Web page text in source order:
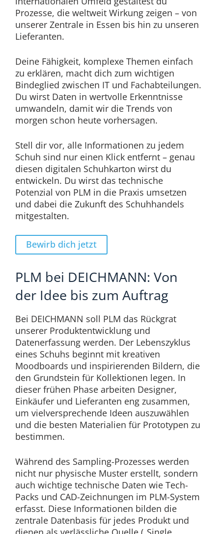
Prozesse, die weltweit Wirkung zeigen – von
unserer Zentrale in Essen bis hin zu unseren
Lieferanten.
Deine Fähigkeit, komplexe Themen einfach
zu erklären, macht dich zum wichtigen
Bindeglied zwischen IT und Fachabteilungen.
Du wirst Daten in wertvolle Erkenntnisse
umwandeln, damit wir die Trends von
morgen schon heute vorhersagen.
Stell dir vor, alle Informationen zu jedem
Schuh sind nur einen Klick entfernt – genau
diesen digitalen Schuhkarton wirst du
entwickeln. Du wirst das technische
Potenzial von PLM in die Praxis umsetzen
und dabei die Zukunft des Schuhhandels
mitgestalten.
Bewirb dich jetzt
PLM bei DEICHMANN: Von
der Idee bis zum Auftrag
Bei DEICHMANN soll PLM das Rückgrat
unserer Produktentwicklung und
Datenerfassung werden. Der Lebenszyklus
eines Schuhs beginnt mit kreativen
Moodboards und inspirierenden Bildern, die
den Grundstein für Kollektionen legen. In
dieser frühen Phase arbeiten Designer,
Einkäufer und Lieferanten eng zusammen,
um vielversprechende Ideen auszuwählen
und die besten Materialien für Prototypen zu
bestimmen.
Während des Sampling-Prozesses werden
nicht nur physische Muster erstellt, sondern
auch wichtige technische Daten wie Tech-
Packs und CAD-Zeichnungen im PLM-System
erfasst. Diese Informationen bilden die
zentrale Datenbasis für jedes Produkt und